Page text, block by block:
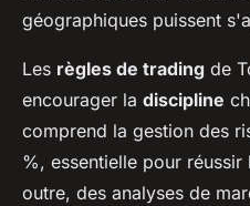
géographiques puissent
Les règles de trading de
encourager la discipline
comprend la gestion des
%, essentielle pour
outre, des analyses de